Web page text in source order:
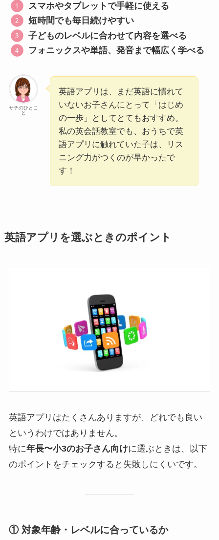
スマホやタブレットで手軽に使える
短時間でも毎日続けやすい
子どものレベルに合わせて内容を選べる
フォニックスや単語、発音まで幅広く学べる
サチのひとこ
と
英語アプリは、まだ英語に慣れて
いないお子さんにとって「はじめ
の一歩」としてとてもおすすめ。
私の英会話教室でも、おうちで英
語アプリに触れていた子は、リス
ニング力がつくのが早かったで
す！
英語アプリを選ぶときのポイント
英語アプリはたくさんありますが、どれでも良い
というわけではありません。
特に年長〜小3のお子さん向けに選ぶときは、以下
のポイントをチェックすると失敗しにくいです。
① 対象年齢・レベルに合っているか